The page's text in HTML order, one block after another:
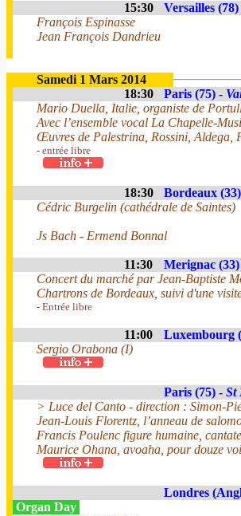
15:30 Versailles (78)
François Espinasse
Jean François Dandrieu
Samedi 1 Mars 2014
18:30
Paris (75) -
Mario Duella, Italie, organiste de
Avec l’ensemble vocal La Chapelle-
Œuvres de Palestrina, Rossini, Aldega,
- entrée libre
18:30 Bordeaux
Cédric Burgelin (cathédrale de Saintes)
Js Bach - Ermend Bonnal
11:30 Merignac
Concert du marché par Jean-Baptiste
Chartrons de Bordeaux, suivi d'une
- Entrée libre
11:00 Luxembourg
Sergio Orabona (I)
Paris (75) - St
> Luce del Canto - direction : Simon-
Jean-Louis Florentz, l’anneau de
Francis Poulenc figure humaine,
Maurice Ohana, avoaha, pour douze
Londres
Organ Day